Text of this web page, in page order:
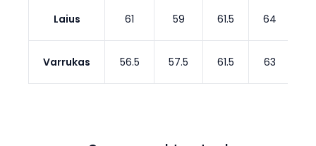
Laius 61 59 61.5 64
Varrukas 56.5 57.5 61.5 63